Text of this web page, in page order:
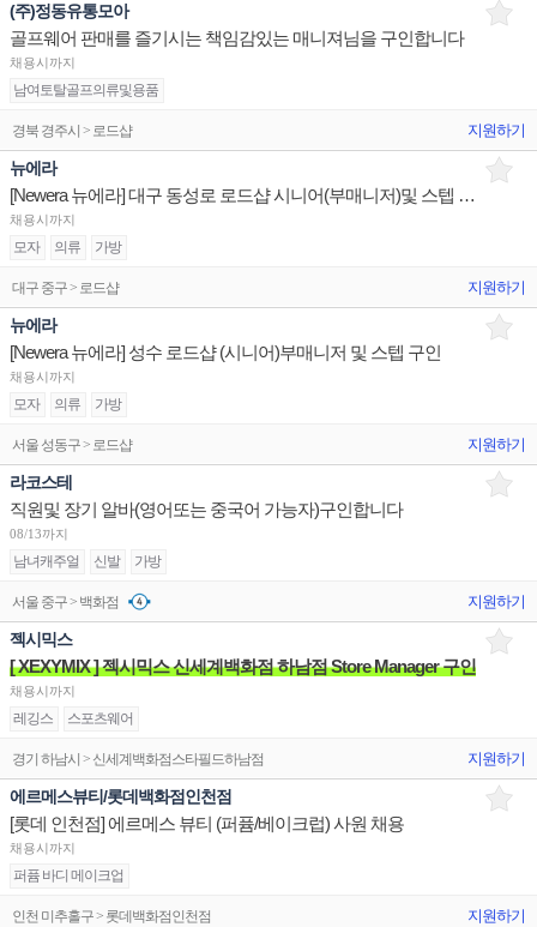
(주)정동유통모아
골프웨어 판매를 즐기시는 책임감있는 매니져님을 구인합니다
채용시까지
남여토탈골프의류및용품
경북 경주시 > 로드샵 지원하기
뉴에라
[Newera 뉴에라] 대구 동성로 로드샵 시니어(부매니저)및 스텝 구인
채용시까지
모자 의류 가방
대구 중구 > 로드샵 지원하기
뉴에라
[Newera 뉴에라] 성수 로드샵 (시니어)부매니저 및 스텝 구인
채용시까지
모자 의류 가방
서울 성동구 > 로드샵 지원하기
라코스테
직원및 장기 알바(영어또는 중국어 가능자)구인합니다
08/13까지
남녀캐주얼 신발 가방
서울 중구 > 백화점 지원하기
젝시믹스
[ XEXYMIX ] 젝시믹스 신세계백화점 하남점 Store Manager 구인
채용시까지
레깅스 스포츠웨어
경기 하남시 > 신세계백화점스타필드하남점 지원하기
에르메스뷰티/롯데백화점인천점
[롯데 인천점] 에르메스 뷰티 (퍼퓸/베이크럽) 사원 채용
채용시까지
퍼퓸 바디 메이크업
인천 미추홀구 > 롯데백화점인천점 지원하기